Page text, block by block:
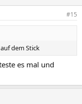
#15
dem Stick
es mal und